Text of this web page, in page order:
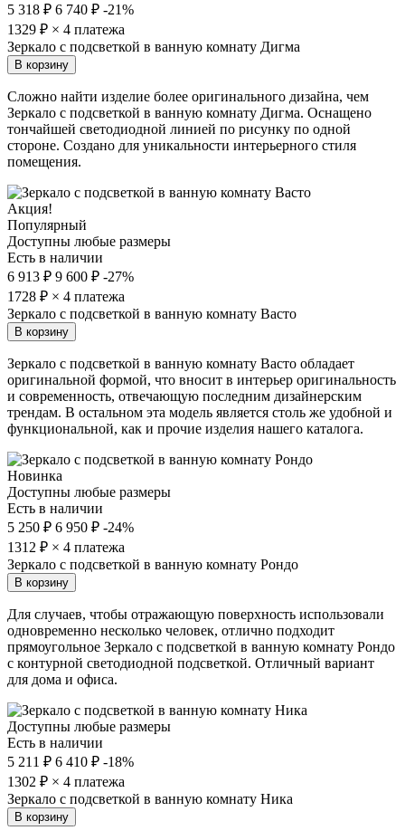
5 318 ₽ 6 740 ₽ -21%
1329 ₽ × 4 платежа
Зеркало с подсветкой в ванную комнату Дигма
В корзину
Сложно найти изделие более оригинального дизайна, чем
Зеркало с подсветкой в ванную комнату Дигма. Оснащено
тончайшей светодиодной линией по рисунку по одной
стороне. Создано для уникальности интерьерного стиля
помещения.
Акция!
Популярный
Доступны любые размеры
Есть в наличии
6 913 ₽ 9 600 ₽ -27%
1728 ₽ × 4 платежа
Зеркало с подсветкой в ванную комнату Васто
В корзину
Зеркало с подсветкой в ванную комнату Васто обладает
оригинальной формой, что вносит в интерьер оригинальность
и современность, отвечающую последним дизайнерским
трендам. В остальном эта модель является столь же удобной и
функциональной, как и прочие изделия нашего каталога.
Новинка
Доступны любые размеры
Есть в наличии
5 250 ₽ 6 950 ₽ -24%
1312 ₽ × 4 платежа
Зеркало с подсветкой в ванную комнату Рондо
В корзину
Для случаев, чтобы отражающую поверхность использовали
одновременно несколько человек, отлично подходит
прямоугольное Зеркало с подсветкой в ванную комнату Рондо
с контурной светодиодной подсветкой. Отличный вариант
для дома и офиса.
Доступны любые размеры
Есть в наличии
5 211 ₽ 6 410 ₽ -18%
1302 ₽ × 4 платежа
Зеркало с подсветкой в ванную комнату Ника
В корзину